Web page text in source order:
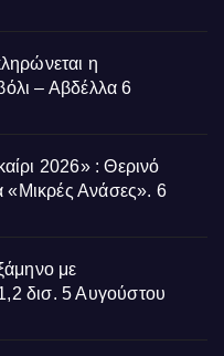
η
– Αβδέλλα 6
2026» : Θερινό
«Μικρές Ανάσες». 6
με
δισ. 5 Αυγούστου